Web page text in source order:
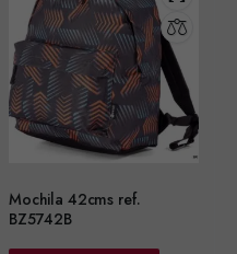
Mochila 42cms ref.
BZ5742B